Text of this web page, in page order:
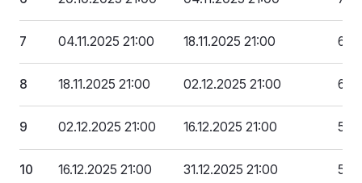
7 04.11.2025 21:00 18.11.2025 21:00 68
8 18.11.2025 21:00 02.12.2025 21:00 63
9 02.12.2025 21:00 16.12.2025 21:00 57
10 16.12.2025 21:00 31.12.2025 21:00 52